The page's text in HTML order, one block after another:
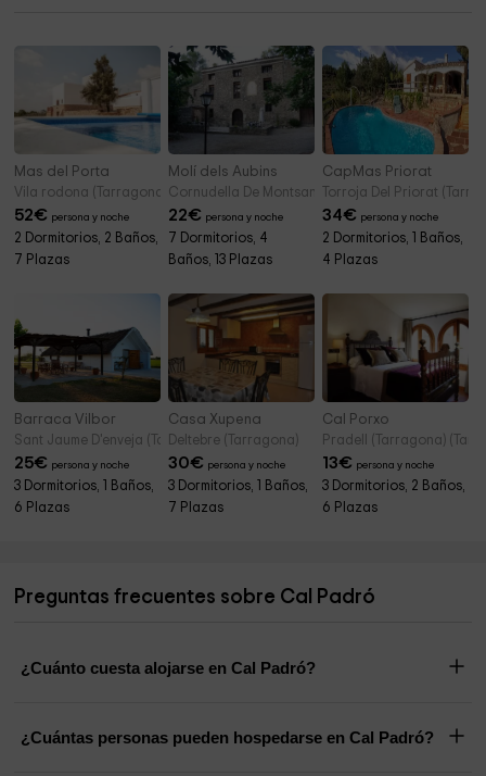
Mas del Porta
Vila rodona (Tarragona)
52€ persona y noche
2 Dormitorios, 2 Baños,
7 Plazas
Molí dels Aubins
Cornudella De Montsant (Tarragona)
22€ persona y noche
7 Dormitorios, 4
Baños, 13 Plazas
CapMas Priorat
Torroja Del Priorat
34€ persona y noche
2 Dormitorios, 1 Baños,
4 Plazas
Barraca Vilbor
Sant Jaume D'enveja (Tarragona)
25€ persona y noche
3 Dormitorios, 1 Baños,
6 Plazas
Casa Xupena
Deltebre (Tarragona)
30€ persona y noche
3 Dormitorios, 1 Baños,
7 Plazas
Cal Porxo
Pradell (Tarragona)
13€ persona y noche
3 Dormitorios, 2 Baños,
6 Plazas
Preguntas frecuentes sobre Cal Padró
¿Cuánto cuesta alojarse en Cal Padró?
¿Cuántas personas pueden hospedarse en Cal Padró?